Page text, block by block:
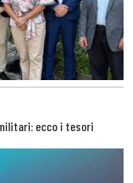
ecco i tesori